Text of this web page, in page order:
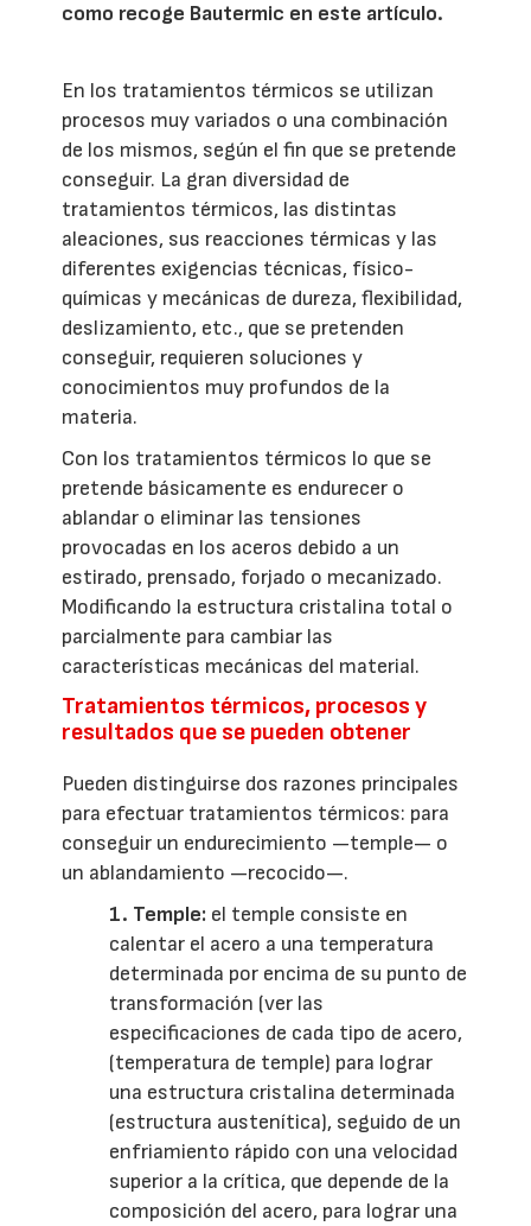
como recoge Bautermic en este artículo.
En los tratamientos térmicos se utilizan
procesos muy variados o una combinación
de los mismos, según el fin que se pretende
conseguir. La gran diversidad de
tratamientos térmicos, las distintas
aleaciones, sus reacciones térmicas y las
diferentes exigencias técnicas, físico-
químicas y mecánicas de dureza, flexibilidad,
deslizamiento, etc., que se pretenden
conseguir, requieren soluciones y
conocimientos muy profundos de la
materia.
Con los tratamientos térmicos lo que se
pretende básicamente es endurecer o
ablandar o eliminar las tensiones
provocadas en los aceros debido a un
estirado, prensado, forjado o mecanizado.
Modificando la estructura cristalina total o
parcialmente para cambiar las
características mecánicas del material.
Tratamientos térmicos, procesos y
resultados que se pueden obtener
Pueden distinguirse dos razones principales
para efectuar tratamientos térmicos: para
conseguir un endurecimiento —temple— o
un ablandamiento —recocido—.
1. Temple: el temple consiste en
calentar el acero a una temperatura
determinada por encima de su punto de
transformación (ver las
especificaciones de cada tipo de acero,
(temperatura de temple) para lograr
una estructura cristalina determinada
(estructura austenítica), seguido de un
enfriamiento rápido con una velocidad
superior a la crítica, que depende de la
composición del acero, para lograr una